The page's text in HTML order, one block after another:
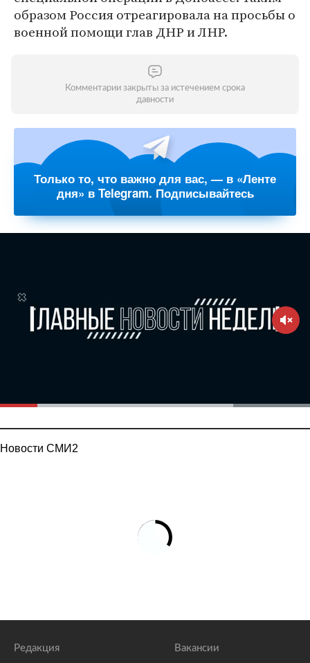
образом Россия отреагировала на просьбы о
военной помощи глав ДНР и ЛНР.
Комментарии закрыты за истечением срока
давности
Только то, что важно для вас, — в «Ленте
дня» в Telegram. Подписывайтесь
Новости СМИ2
Редакция Вакансии